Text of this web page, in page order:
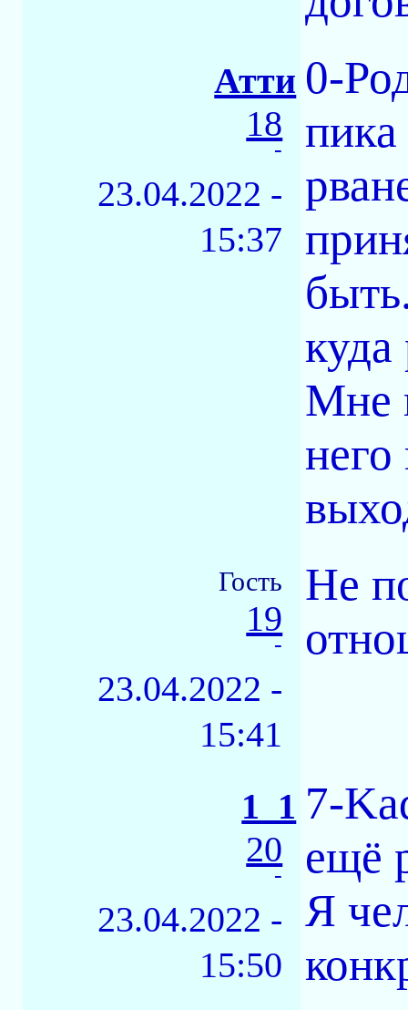
Атти
18
-
23.04.2022 -
15:37
0-
Мне
Гость
19
-
23.04.2022 -
15:41
Не
1_1
20
-
23.04.2022 -
15:50
7-
ещё
Я